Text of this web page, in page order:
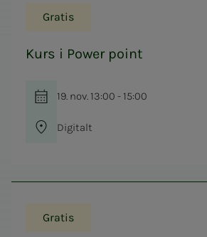
Gratis
Kurs i Power point
19. nov. 13:00 - 15:00
Digitalt
Gratis